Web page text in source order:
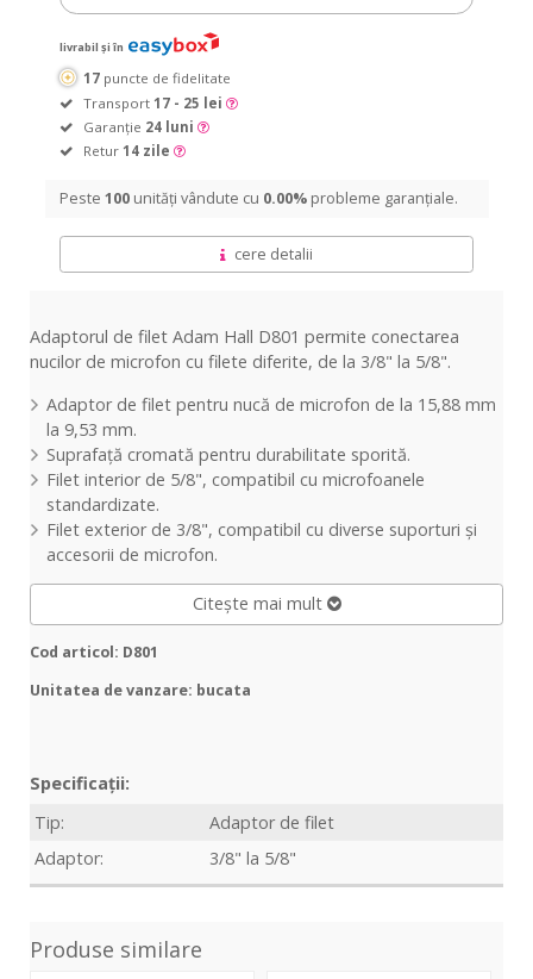
livrabil și în
17 puncte de fidelitate
Transport 17 - 25 lei
Garanție 24 luni
Retur 14 zile
Peste 100 unități vândute cu 0.00% probleme garanțiale.
cere detalii
Adaptorul de filet Adam Hall D801 permite conectarea
nucilor de microfon cu filete diferite, de la 3/8" la 5/8".
Adaptor de filet pentru nucă de microfon de la 15,88 mm
la 9,53 mm.
Suprafață cromată pentru durabilitate sporită.
Filet interior de 5/8", compatibil cu microfoanele
standardizate.
Filet exterior de 3/8", compatibil cu diverse suporturi și
accesorii de microfon.
Citește mai mult
Cod articol: D801
Unitatea de vanzare: bucata
Specificații:
Tip:
Adaptor de filet
Adaptor:
3/8" la 5/8"
Produse similare